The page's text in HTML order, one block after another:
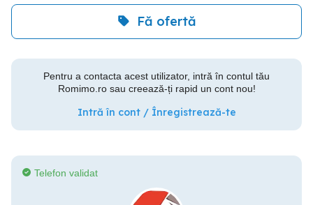
Fă ofertă
Pentru a contacta acest utilizator, intră în contul tău
Romimo.ro sau creează-ți rapid un cont nou!
Intră în cont / Înregistrează-te
Telefon validat